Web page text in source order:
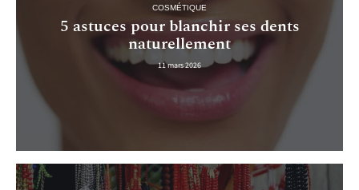
COSMÉTIQUE
5 astuces pour blanchir ses dents
naturellement
11 mars 2026